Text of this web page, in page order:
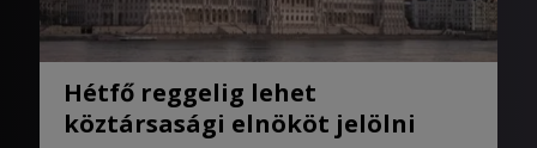
Hétfő reggelig lehet
köztársasági elnököt jelölni